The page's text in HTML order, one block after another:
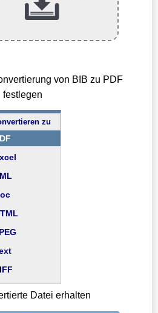
von BIB zu PDF
festlegen
zu
Datei erhalten